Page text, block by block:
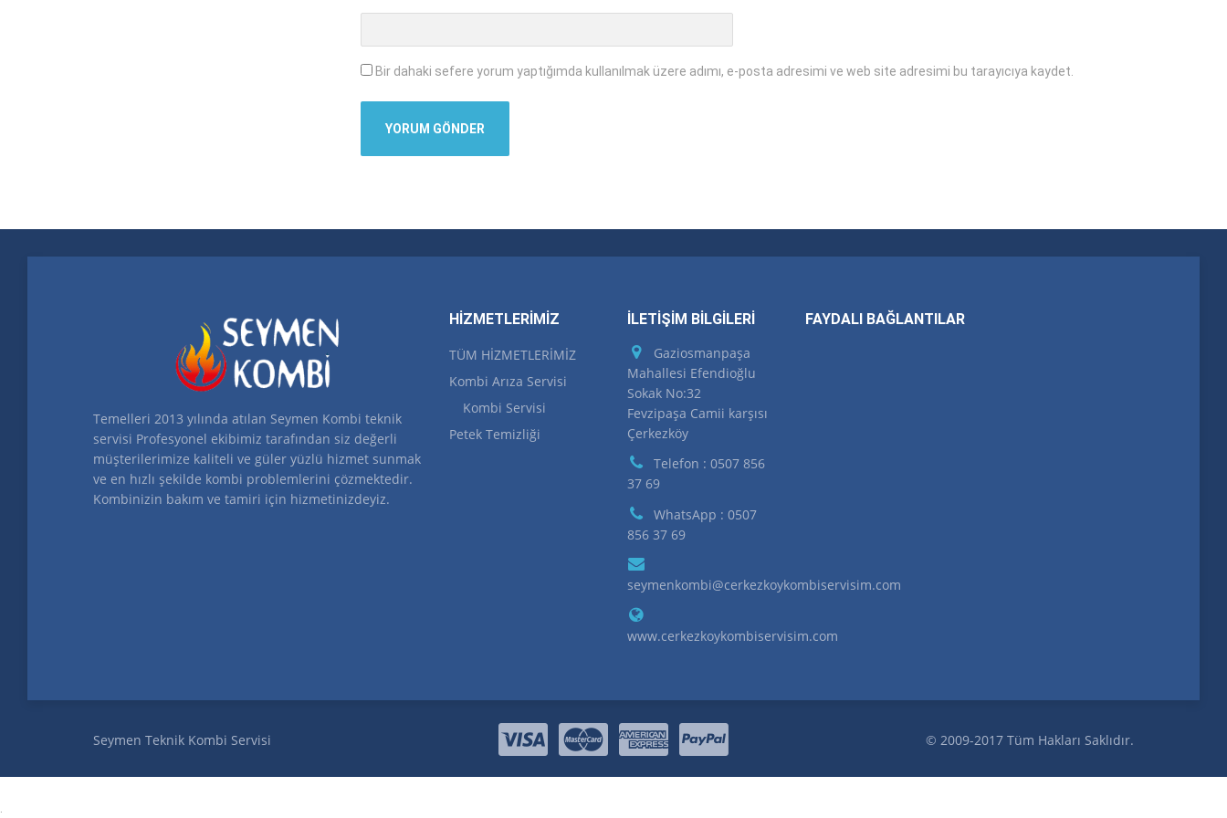
Bir dahaki sefere yorum yaptığımda kullanılmak üzere adımı, e-posta adresimi ve web site adresimi bu tarayıcıya kaydet.
Temelleri 2013 yılında atılan Seymen Kombi teknik
servisi Profesyonel ekibimiz tarafından siz değerli
müşterilerimize kaliteli ve güler yüzlü hizmet sunmak
ve en hızlı şekilde kombi problemlerini çözmektedir.
Kombinizin bakım ve tamiri için hizmetinizdeyiz.
HİZMETLERİMİZ
TÜM HİZMETLERİMİZ
Kombi Arıza Servisi
Kombi Servisi
Petek Temizliği
İLETİŞİM BİLGİLERİ
Gaziosmanpaşa
Mahallesi Efendioğlu
Sokak No:32
Fevzipaşa Camii karşısı
Çerkezköy
Telefon : 0507 856
37 69
WhatsApp : 0507
856 37 69
seymenkombi@cerkezkoykombiservisim.com
www.cerkezkoykombiservisim.com
FAYDALI BAĞLANTILAR
Seymen Teknik Kombi Servisi © 2009-2017 Tüm Hakları Saklıdır.